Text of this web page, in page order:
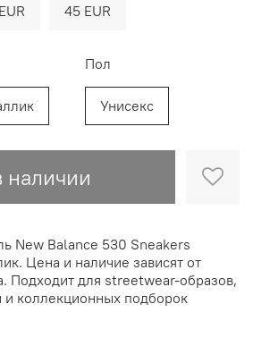
наличии
45 EUR
Пол
Унисекс
New Balance 530 Sneakers
Цена и наличие зависят от
Подходит для streetwear-образов,
и коллекционных подборок